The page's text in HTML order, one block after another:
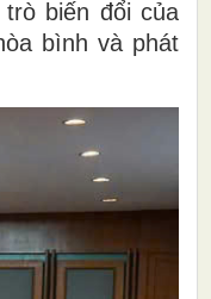
biến đổi của
bình và phát